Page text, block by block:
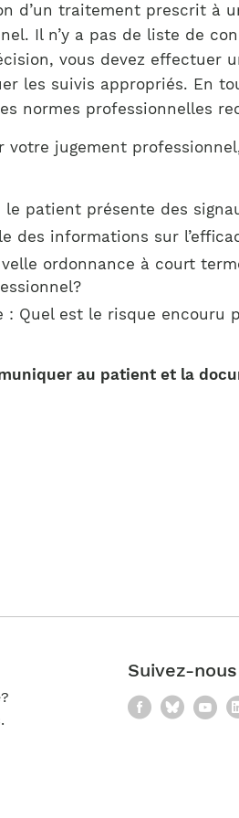
France)
d’un traitement prescrit
Il n’y a pas de liste de
vous devez effectuer
les suivis appropriés. En
normes professionnelles
jugement
patient présente des
des informations sur
ordonnance à court
: Quel est le risque
au patient et la
Suivez-